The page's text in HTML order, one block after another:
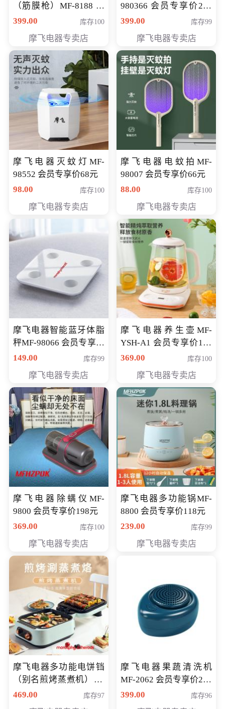
（筋膜枪）MF-8188 会
员专享价268元
399.00 库存100
摩飞电器专卖店
980366 会员专享价299
元
399.00 库存99
摩飞电器专卖店
摩飞电器灭蚊灯MF-
98552 会员专享价68元
98.00
库存100
摩飞电器专卖店
摩飞电器电蚊拍MF-
98007 会员专享价66元
88.00
库存100
摩飞电器专卖店
摩飞电器智能蓝牙体脂
秤MF-98066 会员专享价
98元
149.00 库存99
摩飞电器专卖店
摩飞电器养生壶MF-
YSH-A1 会员专享价198
元
369.00 库存100
摩飞电器专卖店
摩飞电器除螨仪MF-
9800 会员专享价198元
369.00
库存100
摩飞电器专卖店
摩飞电器多功能锅MF-
8800 会员专享价118元
239.00
库存99
摩飞电器专卖店
摩飞电器多功能电饼铛
（别名煎烤蒸煮机） 型
号MF-8888B 会员专享
469.00 库存97
摩飞电器果蔬清洗机
MF-2062 会员专享价268
元
399.00 库存96